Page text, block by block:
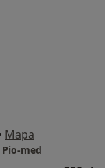
Mapa
med